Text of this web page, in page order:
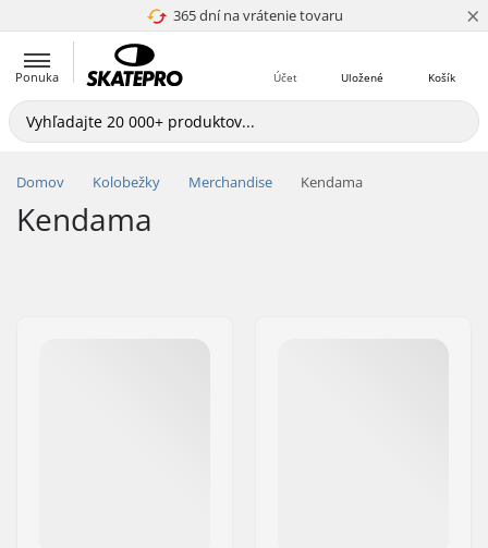
365 dní na vrátenie tovaru
4.8 z 5 ×
Ponuka Košík
Uložené
Účet
Domov Kolobežky Merchandise Kendama
Kendama